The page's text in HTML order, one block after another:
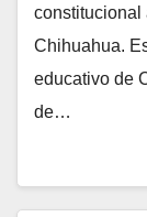
constitucional
Chihuahua.
educativo de
de…